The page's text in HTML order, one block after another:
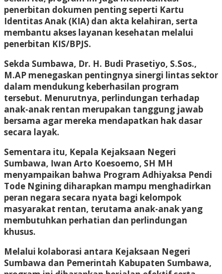
penerbitan dokumen penting seperti Kartu
Identitas Anak (KIA) dan akta kelahiran, serta
membantu akses layanan kesehatan melalui
penerbitan KIS/BPJS.
Sekda Sumbawa, Dr. H. Budi Prasetiyo, S.Sos.,
M.AP menegaskan pentingnya sinergi lintas sektor
dalam mendukung keberhasilan program
tersebut. Menurutnya, perlindungan terhadap
anak-anak rentan merupakan tanggung jawab
bersama agar mereka mendapatkan hak dasar
secara layak.
Sementara itu, Kepala Kejaksaan Negeri
Sumbawa, Iwan Arto Koesoemo, SH MH
menyampaikan bahwa Program Adhiyaksa Pendi
Tode Ngining diharapkan mampu menghadirkan
peran negara secara nyata bagi kelompok
masyarakat rentan, terutama anak-anak yang
membutuhkan perhatian dan perlindungan
khusus.
Melalui kolaborasi antara Kejaksaan Negeri
Sumbawa dan Pemerintah Kabupaten Sumbawa,